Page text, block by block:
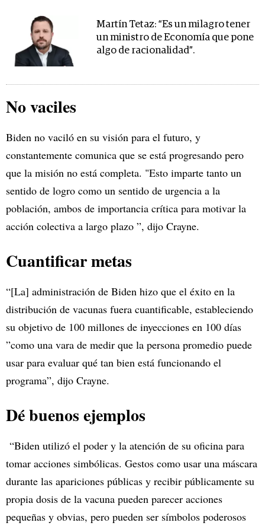
Martín Tetaz: “Es un milagro tener
un ministro de Economía que pone
algo de racionalidad”.
No vaciles
Biden no vaciló en su visión para el futuro, y
constantemente comunica que se está progresando pero
que la misión no está completa. "Esto imparte tanto un
sentido de logro como un sentido de urgencia a la
población, ambos de importancia crítica para motivar la
acción colectiva a largo plazo ”, dijo Crayne.
Cuantificar metas
“[La] administración de Biden hizo que el éxito en la
distribución de vacunas fuera cuantificable, estableciendo
su objetivo de 100 millones de inyecciones en 100 días
”como una vara de medir que la persona promedio puede
usar para evaluar qué tan bien está funcionando el
programa”, dijo Crayne.
Dé buenos ejemplos
“Biden utilizó el poder y la atención de su oficina para
tomar acciones simbólicas. Gestos como usar una máscara
durante las apariciones públicas y recibir públicamente su
propia dosis de la vacuna pueden parecer acciones
pequeñas y obvias, pero pueden ser símbolos poderosos